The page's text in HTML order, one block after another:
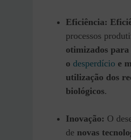
Eficiência:
processos
otimizados
o desperdício e
utilização dos
biológicos.
Inovação: O
de novas